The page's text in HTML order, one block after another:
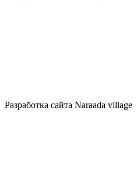
Разработка сайта Naraada village